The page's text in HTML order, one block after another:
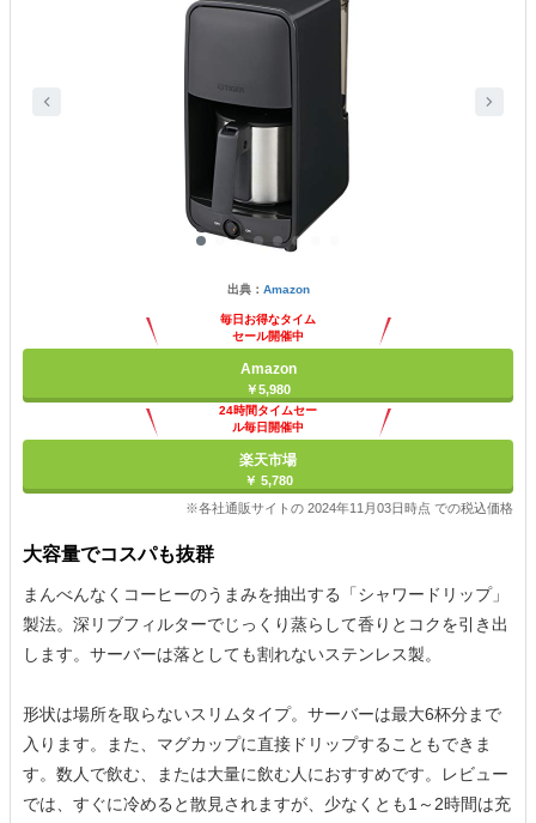
出典： Amazon
毎日お得なタイム
セール開催中
Amazon
￥5,980
24時間タイムセー
ル毎日開催中
楽天市場
￥ 5,780
※各社通販サイトの 2024年11月03日時点 での税込価格
大容量でコスパも抜群
まんべんなくコーヒーのうまみを抽出する「シャワードリップ」
製法。深リブフィルターでじっくり蒸らして香りとコクを引き出
します。サーバーは落としても割れないステンレス製。
形状は場所を取らないスリムタイプ。サーバーは最大6杯分まで
入ります。また、マグカップに直接ドリップすることもできま
す。数人で飲む、または大量に飲む人におすすめです。レビュー
では、すぐに冷めると散見されますが、少なくとも1～2時間は充